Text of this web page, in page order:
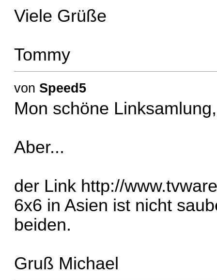
Viele Grüße
Tommy
von Speed5
Mon schöne
Aber...
der Link http://
6x6 in Asien ist nicht
beiden.
Gruß Michael